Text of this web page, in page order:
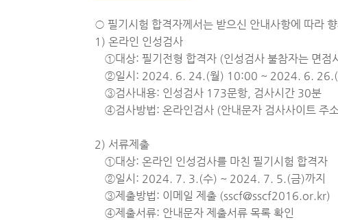
○ 필기시험 합격자께서는 받으신 안내사항에 따라
1) 온라인 인성검사
①대상: 필기전형 합격자 (인성검사 불참자는 면점
②일시: 2024. 6. 24.(월) 10:00 ~ 2024. 6.
③검사내용: 인성검사 173문항, 검사시간 30분
④검사방법: 온라인검사 (안내문자 검사사이트 주
2) 서류제출
①대상: 온라인 인성검사를 마친 필기시험 합격자
②일시: 2024. 7. 3.(수) ~ 2024. 7. 5.(금)까지
③제출방법: 이메일 제출 (sscf@sscf2016.or.kr)
④제출서류: 안내문자 제출서류 목록 확인